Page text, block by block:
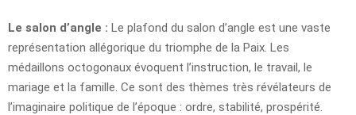
Le salon d’angle : Le plafond du salon d’angle est une vaste
représentation allégorique du triomphe de la Paix. Les
médaillons octogonaux évoquent l’instruction, le travail, le
mariage et la famille. Ce sont des thèmes très révélateurs de
l’imaginaire politique de l’époque : ordre, stabilité, prospérité.